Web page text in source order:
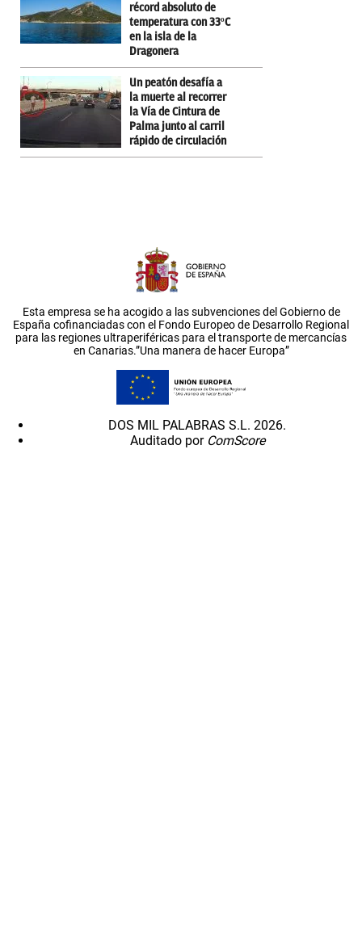
récord absoluto de
temperatura con 33ºC
en la isla de la
Dragonera
Un peatón desafía a
la muerte al recorrer
la Vía de Cintura de
Palma junto al carril
rápido de circulación
Esta empresa se ha acogido a las subvenciones del Gobierno de
España cofinanciadas con el Fondo Europeo de Desarrollo Regional
para las regiones ultraperiféricas para el transporte de mercancías
en Canarias.”Una manera de hacer Europa”
DOS MIL PALABRAS S.L. 2026.
Auditado por ComScore